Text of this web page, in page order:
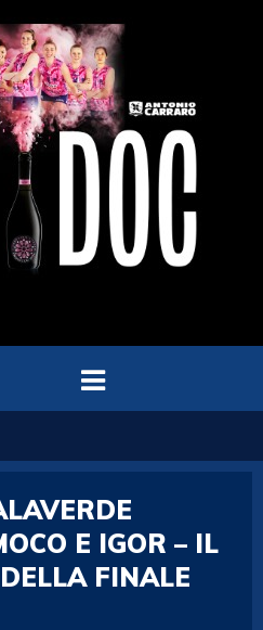
E IGOR – IL
FINALE